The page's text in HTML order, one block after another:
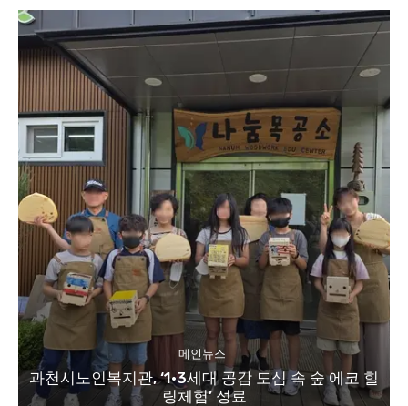
메인뉴스
과천시노인복지관, ‘1·3세대 공감 도심 속 숲 에코 힐
링체험’ 성료